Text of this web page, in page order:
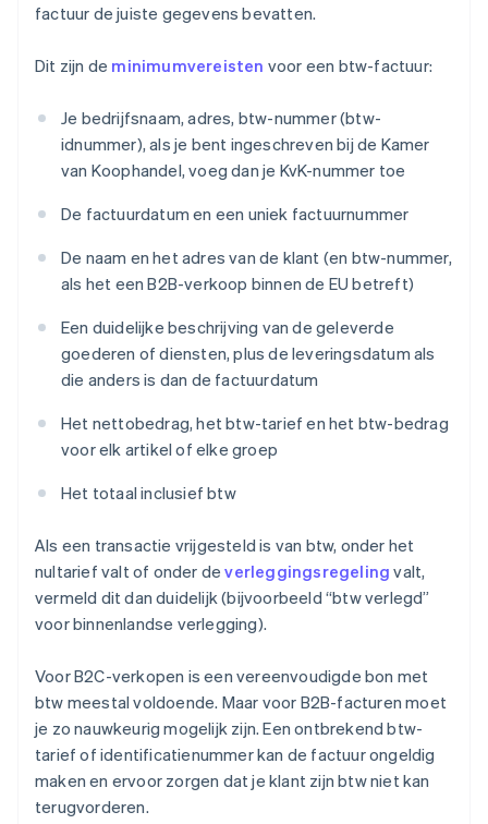
factuur de juiste gegevens bevatten.
Dit zijn de minimumvereisten voor een btw-factuur:
Je bedrijfsnaam, adres, btw-nummer (btw-
idnummer), als je bent ingeschreven bij de Kamer
van Koophandel, voeg dan je KvK-nummer toe
De factuurdatum en een uniek factuurnummer
De naam en het adres van de klant (en btw-nummer,
als het een B2B-verkoop binnen de EU betreft)
Een duidelijke beschrijving van de geleverde
goederen of diensten, plus de leveringsdatum als
die anders is dan de factuurdatum
Het nettobedrag, het btw-tarief en het btw-bedrag
voor elk artikel of elke groep
Het totaal inclusief btw
Als een transactie vrijgesteld is van btw, onder het
nultarief valt of onder deverleggingsregeling valt,
vermeld dit dan duidelijk (bijvoorbeeld “btw verlegd”
voor binnenlandse verlegging).
Voor B2C-verkopen is een vereenvoudigde bon met
btw meestal voldoende. Maar voor B2B-facturen moet
je zo nauwkeurig mogelijk zijn. Een ontbrekend btw-
tarief of identificatienummer kan de factuur ongeldig
maken en ervoor zorgen dat je klant zijn btw niet kan
terugvorderen.